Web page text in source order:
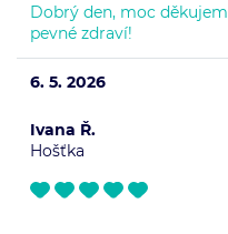
Dobrý den, moc
pevné zdraví!
6. 5. 2026
Ivana Ř.
Hošťka